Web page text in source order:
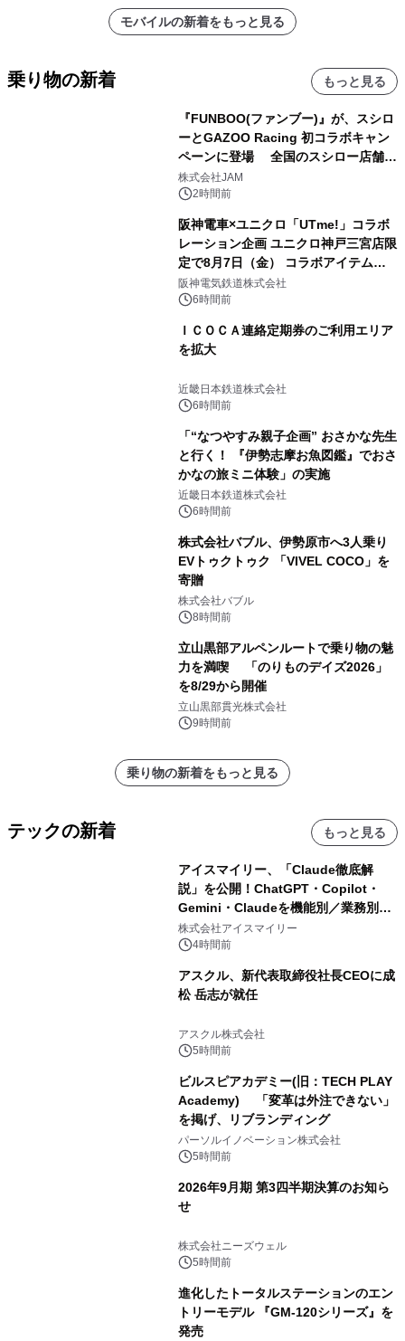
モバイルの新着をもっと見る
乗り物の新着 もっと見る
『FUNBOO(ファンブー)』が、スシロ
ーとGAZOO Racing 初コラボキャン
ペーンに登場 全国のスシロー店舗で
GR 4車種の FUNBOO(ミニカー)付き
メニューが展開されます
株式会社JAM
2時間前
阪神電車×ユニクロ「UTme!」コラボ
レーション企画 ユニクロ神戸三宮店限
定で8月7日（金） コラボアイテムが
発売決定！
阪神電気鉄道株式会社
6時間前
ＩＣＯＣＡ連絡定期券のご利用エリア
を拡大
近畿日本鉄道株式会社
6時間前
「“なつやすみ親子企画” おさかな先生
と行く！ 『伊勢志摩お魚図鑑』でおさ
かなの旅ミニ体験」の実施
近畿日本鉄道株式会社
6時間前
株式会社バブル、伊勢原市へ3人乗り
EVトゥクトゥク 「VIVEL COCO」を
寄贈
株式会社バブル
8時間前
立山黒部アルペンルートで乗り物の魅
力を満喫 「のりものデイズ2026」
を8/29から開催
立山黒部貫光株式会社
9時間前
乗り物の新着をもっと見る
テックの新着 もっと見る
アイスマイリー、「Claude徹底解
説」を公開！ChatGPT・Copilot・
Gemini・Claudeを機能別／業務別に
比較―自社に合う生成AIの選び方がわ
かる実践ガイド
株式会社アイスマイリー
4時間前
アスクル、新代表取締役社長CEOに成
松 岳志が就任
アスクル株式会社
5時間前
ビルスピアカデミー(旧：TECH PLAY
Academy) 「変革は外注できない」
を掲げ、リブランディング
パーソルイノベーション株式会社
5時間前
2026年9月期 第3四半期決算のお知ら
せ
株式会社ニーズウェル
5時間前
進化したトータルステーションのエン
トリーモデル 『GM-120シリーズ』を
発売